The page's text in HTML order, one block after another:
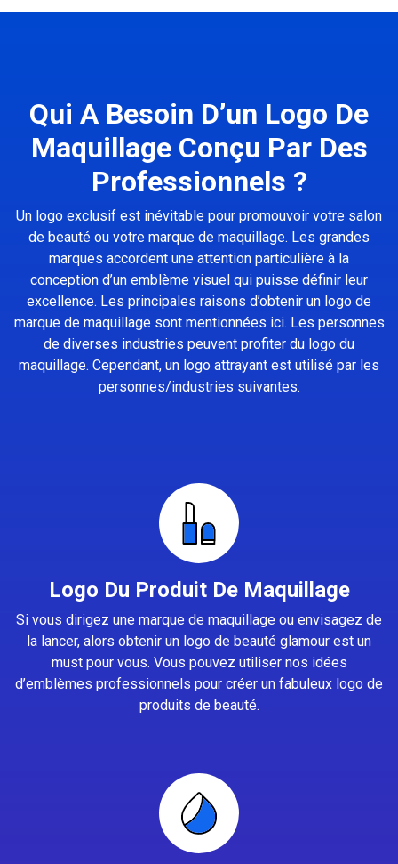
Qui A Besoin D’un Logo De
Maquillage Conçu Par Des
Professionnels ?
Un logo exclusif est inévitable pour promouvoir votre salon
de beauté ou votre marque de maquillage. Les grandes
marques accordent une attention particulière à la
conception d’un emblème visuel qui puisse définir leur
excellence. Les principales raisons d’obtenir un logo de
marque de maquillage sont mentionnées ici. Les personnes
de diverses industries peuvent profiter du logo du
maquillage. Cependant, un logo attrayant est utilisé par les
personnes/industries suivantes.
Logo Du Produit De Maquillage
Si vous dirigez une marque de maquillage ou envisagez de
la lancer, alors obtenir un logo de beauté glamour est un
must pour vous. Vous pouvez utiliser nos idées
d’emblèmes professionnels pour créer un fabuleux logo de
produits de beauté.